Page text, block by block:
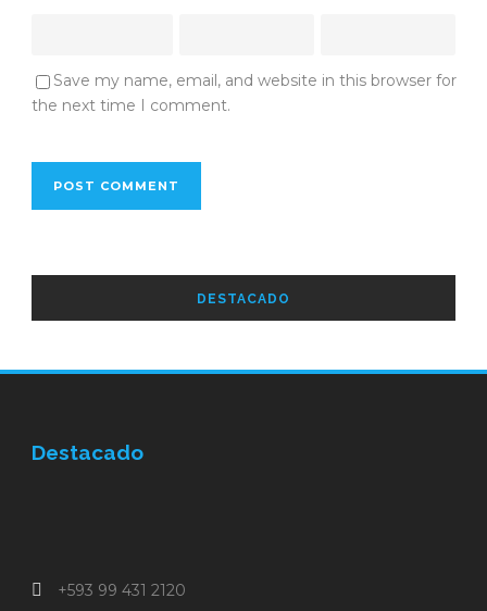
Save my name, email, and website in this browser for
the next time I comment.
DESTACADO
Destacado
+593 99 431 2120